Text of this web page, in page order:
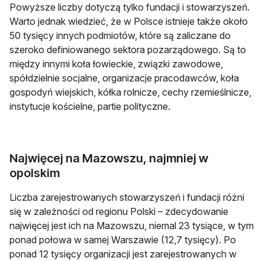
Powyższe liczby dotyczą tylko fundacji i stowarzyszeń.
Warto jednak wiedzieć, że w Polsce istnieje także około
50 tysięcy innych podmiotów, które są zaliczane do
szeroko definiowanego sektora pozarządowego. Są to
między innymi koła łowieckie, związki zawodowe,
spółdzielnie socjalne, organizacje pracodawców, koła
gospodyń wiejskich, kółka rolnicze, cechy rzemieślnicze,
instytucje kościelne, partie polityczne.
Najwięcej na Mazowszu, najmniej w
opolskim
Liczba zarejestrowanych stowarzyszeń i fundacji różni
się w zależności od regionu Polski – zdecydowanie
najwięcej jest ich na Mazowszu, niemal 23 tysiące, w tym
ponad połowa w samej Warszawie (12,7 tysięcy). Po
ponad 12 tysięcy organizacji jest zarejestrowanych w